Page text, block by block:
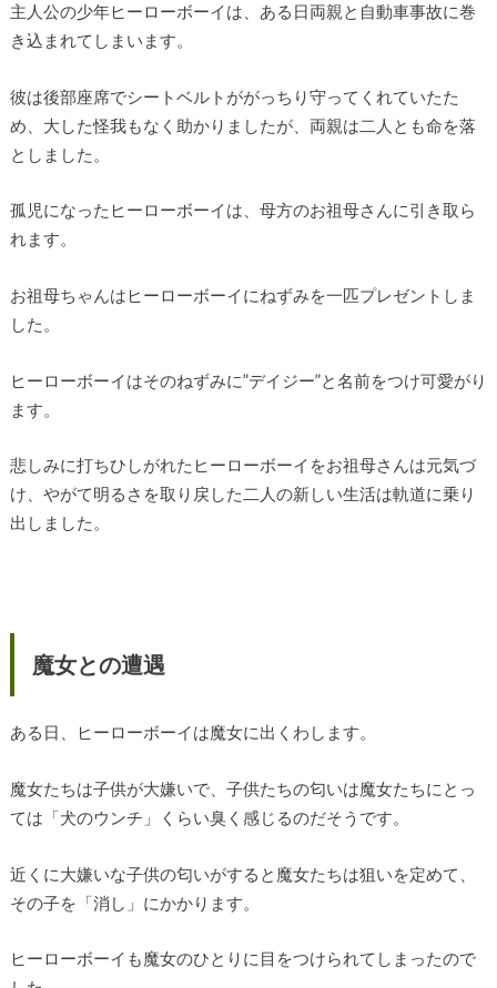
主人公の少年ヒーローボーイは、ある日両親と自動車事故に巻
き込まれてしまいます。
彼は後部座席でシートベルトががっちり守ってくれていたた
め、大した怪我もなく助かりましたが、両親は二人とも命を落
としました。
孤児になったヒーローボーイは、母方のお祖母さんに引き取ら
れます。
お祖母ちゃんはヒーローボーイにねずみを一匹プレゼントしま
した。
ヒーローボーイはそのねずみに”デイジー”と名前をつけ可愛がり
ます。
悲しみに打ちひしがれたヒーローボーイをお祖母さんは元気づ
け、やがて明るさを取り戻した二人の新しい生活は軌道に乗り
出しました。
魔女との遭遇
ある日、ヒーローボーイは魔女に出くわします。
魔女たちは子供が大嫌いで、子供たちの匂いは魔女たちにとっ
ては「犬のウンチ」くらい臭く感じるのだそうです。
近くに大嫌いな子供の匂いがすると魔女たちは狙いを定めて、
その子を「消し」にかかります。
ヒーローボーイも魔女のひとりに目をつけられてしまったので